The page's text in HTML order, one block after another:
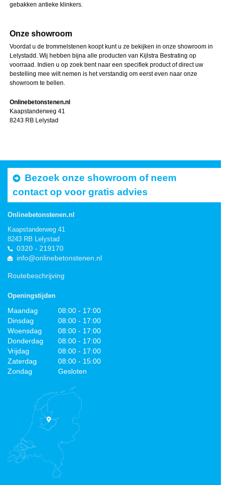
gebakken antieke klinkers.
Onze showroom
Voordat u de trommelstenen koopt kunt u ze bekijken in onze showroom in
Lelystadd. Wij hebben bijna alle producten van Kijlstra Bestrating op
voorraad. Indien u op zoek bent naar een specifiek product of direct uw
bestelling mee wilt nemen is het verstandig om eerst even naar onze
showroom te bellen.
Onlinebetonstenen.nl
Kaapstanderweg 41
8243 RB Lelystad
Bezoek onze showroom of neem
contact op voor gratis advies
Onlinebetonstenen.nl
Kaapstanderweg 41
8243 RB Lelystad
0320 - 219170
info@onlinebetonstenen.nl
Routebeschrijving
Openingstijden
Maandag
08:00 - 17:00
Dinsdag
08:00 - 17:00
Woensdag
08:00 - 17:00
Donderdag
08:00 - 17:00
Vrijdag
08:00 - 17:00
Zaterdag
08:00 - 15:00
Zondag
Gesloten